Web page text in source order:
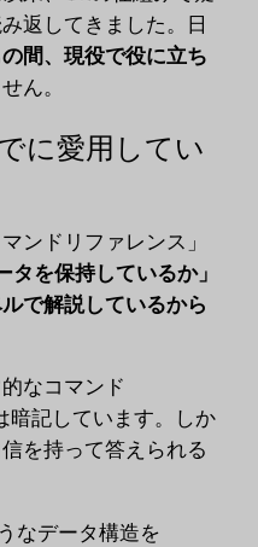
返してきました。日
間、現役で役に立ち
ん。
に愛用してい
ンドリファレンス」
タを保持しているか」
で解説しているから
なコマンド
暗記しています。しか
を持って答えられる
なデータ構造を